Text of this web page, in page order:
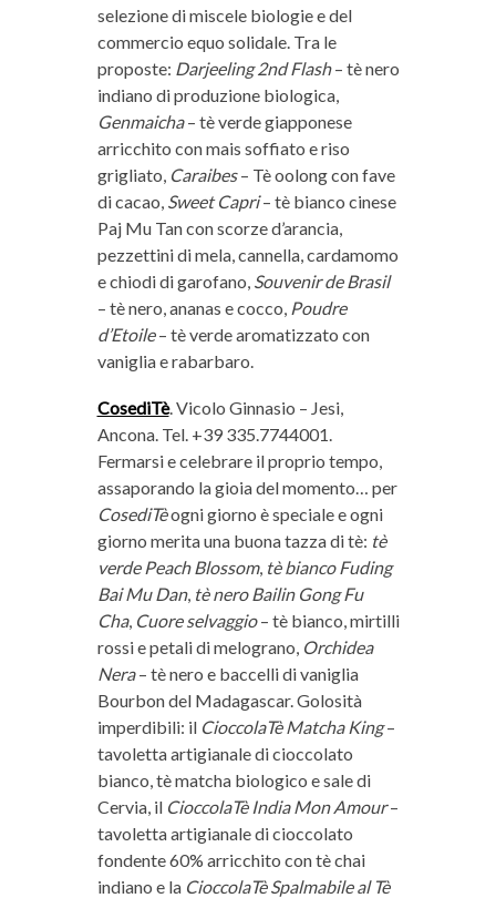
selezione di miscele biologie e del
commercio equo solidale. Tra le
proposte: Darjeeling 2nd Flash – tè nero
indiano di produzione biologica,
Genmaicha– tè verde giapponese
arricchito con mais soffiato e riso
grigliato, Caraibes– Tè oolong con fave
di cacao, Sweet Capri– tè bianco cinese
Paj Mu Tan con scorze d’arancia,
pezzettini di mela, cannella, cardamomo
e chiodi di garofano, Souvenir de Brasil
– tè nero, ananas e cocco, Poudre
d’Etoile– tè verde aromatizzato con
vaniglia e rabarbaro.
CosediTè. Vicolo Ginnasio – Jesi,
Ancona. Tel. +39 335.7744001.
Fermarsi e celebrare il proprio tempo,
assaporando la gioia del momento… per
CosediTèogni giorno è speciale e ogni
giorno merita una buona tazza di tè: tè
verde Peach Blossom, tè bianco Fuding
Bai Mu Dan, tè nero Bailin Gong Fu
Cha, Cuore selvaggio– tè bianco, mirtilli
rossi e petali di melograno, Orchidea
Nera– tè nero e baccelli di vaniglia
Bourbon del Madagascar. Golosità
imperdibili: il CioccolaTè Matcha King–
tavoletta artigianale di cioccolato
bianco, tè matcha biologico e sale di
Cervia, il CioccolaTè India Mon Amour–
tavoletta artigianale di cioccolato
fondente 60% arricchito con tè chai
indiano e la CioccolaTè Spalmabile al Tè